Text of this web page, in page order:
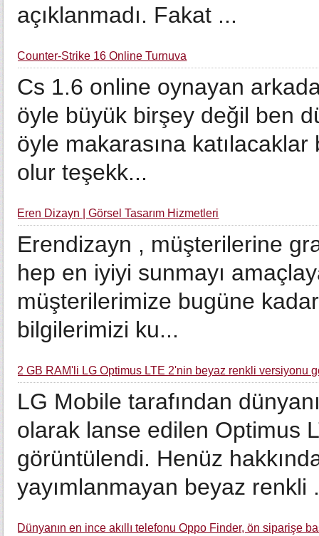
açıklanmadı. Fakat ...
Counter-Strike 16 Online Turnuva
Cs 1.6 online oynayan
öyle büyük birşey değil ben
öyle makarasına
olur teşekk...
Eren Dizayn | Görsel Tasarım Hizmetleri
Erendizayn , müşterilerine
hep en iyiyi sunmayı
müşterilerimize bugüne
bilgilerimizi ku...
2 GB RAM'li LG Optimus LTE 2'nin beyaz renkli versiyonu
LG Mobile tarafından
olarak lanse edilen Optimus
görüntülendi. Henüz
yayımlanmayan beyaz renkli
Dünyanın en ince akıllı telefonu Oppo Finder, ön siparişe